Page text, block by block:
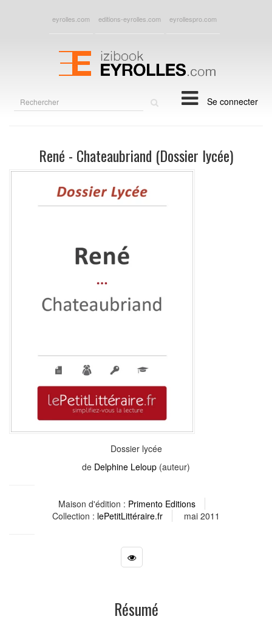
eyrolles.com editions-eyrolles.com eyrollespro.com
Se connecter
René - Chateaubriand (Dossier lycée)
Dossier lycée
de Delphine Leloup (auteur)
Maison d'édition : Primento Editions
Collection : lePetitLittéraire.fr mai 2011
Résumé